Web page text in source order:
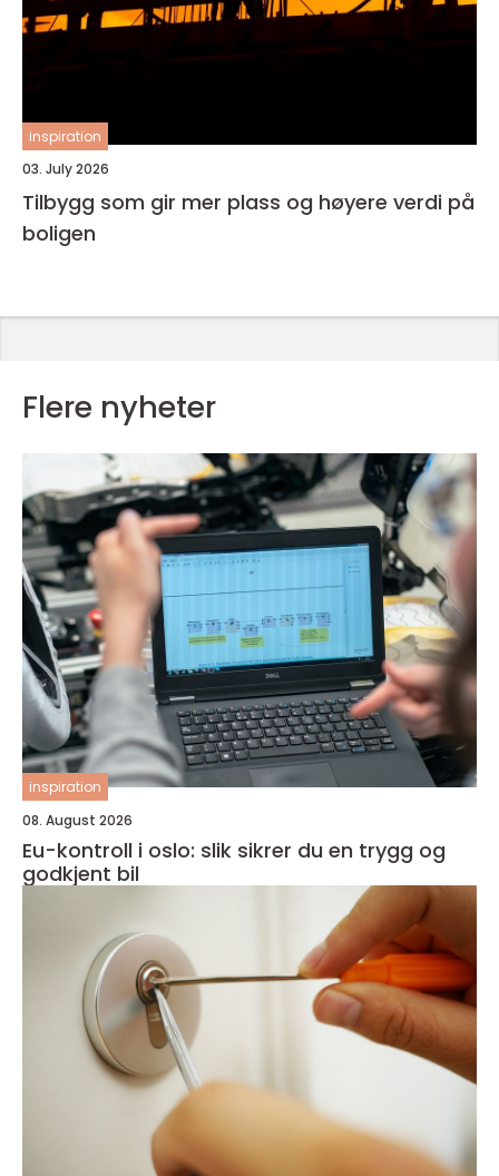
inspiration
03. July 2026
Tilbygg som gir mer plass og høyere verdi på
boligen
Flere nyheter
inspiration
08. August 2026
Eu-kontroll i oslo: slik sikrer du en trygg og
godkjent bil